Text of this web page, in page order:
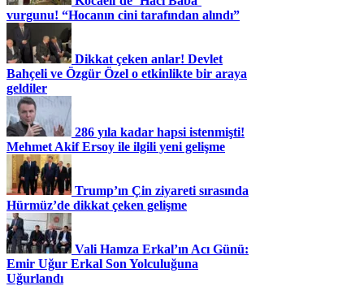
vurgunu! “Hocanın cini tarafından alındı”
Dikkat çeken anlar! Devlet
Bahçeli ve Özgür Özel o etkinlikte bir araya
geldiler
286 yıla kadar hapsi istenmişti!
Mehmet Akif Ersoy ile ilgili yeni gelişme
Trump’ın Çin ziyareti sırasında
Hürmüz’de dikkat çeken gelişme
Vali Hamza Erkal’ın Acı Günü:
Emir Uğur Erkal Son Yolculuğuna
Uğurlandı